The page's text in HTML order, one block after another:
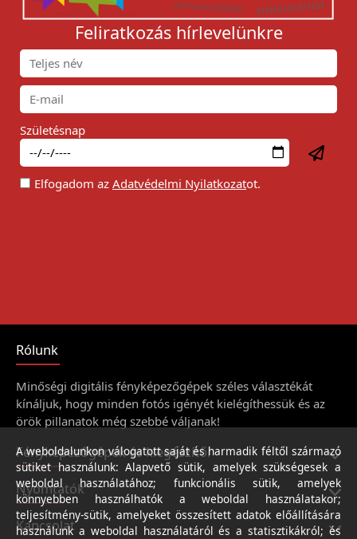
Feliratkozás hírlevelünkre
Születésnap
Elfogadom az Adatvédelmi Nyilatkozatot.
Rólunk
Minőségi digitális fényképezőgépek széles választékát
kínáljuk, hogy minden fotós igényét kielégíthessük és az
örök pillanatok még szebbé váljanak!
Fényképezőgépek és kiegészítői
Nyomtatók
Kapcsolat
A weboldalunkon válogatott saját és harmadik féltől származó
sütiket használunk: Alapvető sütik, amelyek szükségesek a
weboldal használatához; funkcionális sütik, amelyek
könnyebben használhatók a weboldal használatakor;
teljesítmény-sütik, amelyeket összesített adatok előállítására
használunk a weboldal használatáról és a statisztikákról; és